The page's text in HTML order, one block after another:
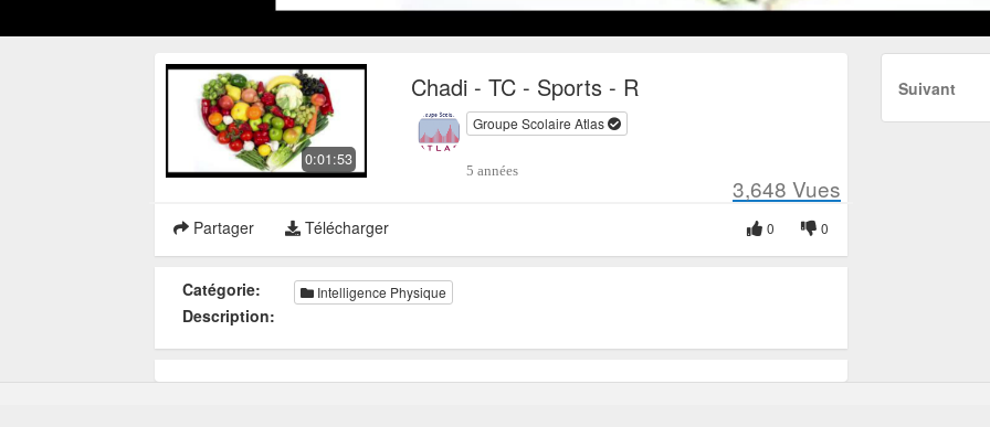
0:01:53
Chadi - TC - Sports - R
Groupe Scolaire Atlas
5 années
3,648 Vues
Partager Télécharger 0
0
Catégorie: Intelligence Physique
Description:
Suivant